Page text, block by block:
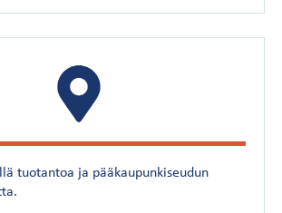
tuotantoa ja pääkaupunki­seudun